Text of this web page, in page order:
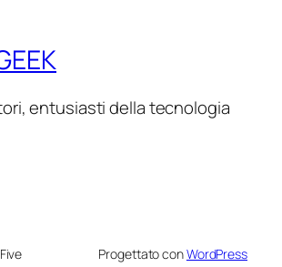
entusiasti della tecnologia
Progettato conWordPress